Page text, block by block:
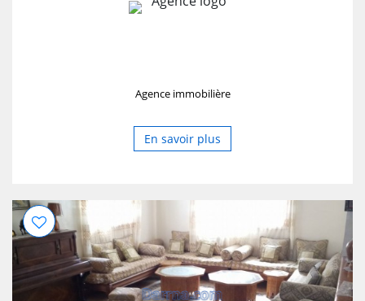
Agence immobilière
En savoir plus